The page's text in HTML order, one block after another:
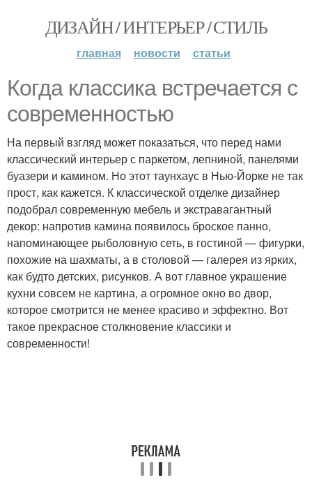
ДИЗАЙН / ИНТЕРЬЕР / СТИЛЬ
главная новости статьи
Когда классика встречается с
современностью
На первый взгляд может показаться, что перед нами
классический интерьер с паркетом, лепниной, панелями
буазери и камином. Но этот таунхаус в Нью-Йорке не так
прост, как кажется. К классической отделке дизайнер
подобрал современную мебель и экстравагантный
декор: напротив камина появилось броское панно,
напоминающее рыболовную сеть, в гостиной — фигурки,
похожие на шахматы, а в столовой — галерея из ярких,
как будто детских, рисунков. А вот главное украшение
кухни совсем не картина, а огромное окно во двор,
которое смотрится не менее красиво и эффектно. Вот
такое прекрасное столкновение классики и
современности!